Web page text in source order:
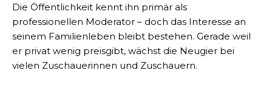
Die Öffentlichkeit kennt ihn primär als
professionellen Moderator – doch das Interesse an
seinem Familienleben bleibt bestehen. Gerade weil
er privat wenig preisgibt, wächst die Neugier bei
vielen Zuschauerinnen und Zuschauern.